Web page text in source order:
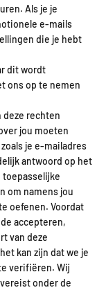
Als je je
e-mails
die je hebt
dit wordt
ons op te nemen
deze rechten
jou moeten
je e-mailadres
antwoord op het
om namens jou
oefenen. Voordat
accepteren,
van deze
kan zijn dat we je
verifiëren. Wij
onder de